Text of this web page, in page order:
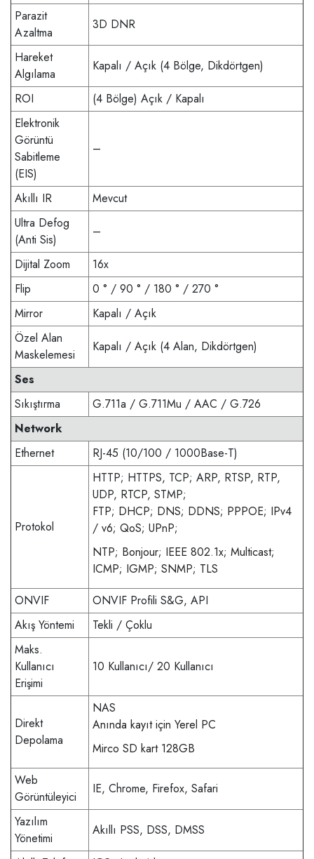
Parazit
Azaltma
3D DNR
Hareket
Algılama
Kapalı / Açık (4 Bölge, Dikdörtgen)
ROI
(4 Bölge) Açık / Kapalı
Elektronik
Görüntü
Sabitleme
(EIS)
–
Akıllı IR
Mevcut
Ultra Defog
(Anti Sis)
–
Dijital Zoom
16x
Flip
0 ° / 90 ° / 180 ° / 270 °
Mirror
Kapalı / Açık
Özel Alan
Maskelemesi
Kapalı / Açık (4 Alan, Dikdörtgen)
Ses
Sıkıştırma
G.711a / G.711Mu / AAC / G.726
Network
Ethernet
RJ-45 (10/100 / 1000Base-T)
Protokol
HTTP; HTTPS, TCP; ARP, RTSP, RTP,
UDP, RTCP, STMP;
FTP; DHCP; DNS; DDNS; PPPOE; IPv4
/ v6; QoS; UPnP;
NTP; Bonjour; IEEE 802.1x; Multicast;
ICMP; IGMP; SNMP; TLS
ONVIF
ONVIF Profili S&G, API
Akış Yöntemi
Tekli / Çoklu
Maks.
Kullanıcı
Erişimi
10 Kullanıcı/ 20 Kullanıcı
Direkt
Depolama
NAS
Anında kayıt için Yerel PC
Mirco SD kart 128GB
Web
Görüntüleyici
IE, Chrome, Firefox, Safari
Yazılım
Yönetimi
Akıllı PSS, DSS, DMSS